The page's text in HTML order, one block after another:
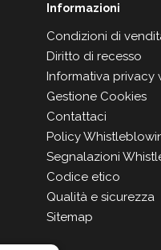
Informazioni
Condizioni di
Diritto di recesso
Informativa privacy
Gestione Cookies
Contattaci
Policy
Segnalazioni
Codice etico
Qualità e sicurezza
Sitemap